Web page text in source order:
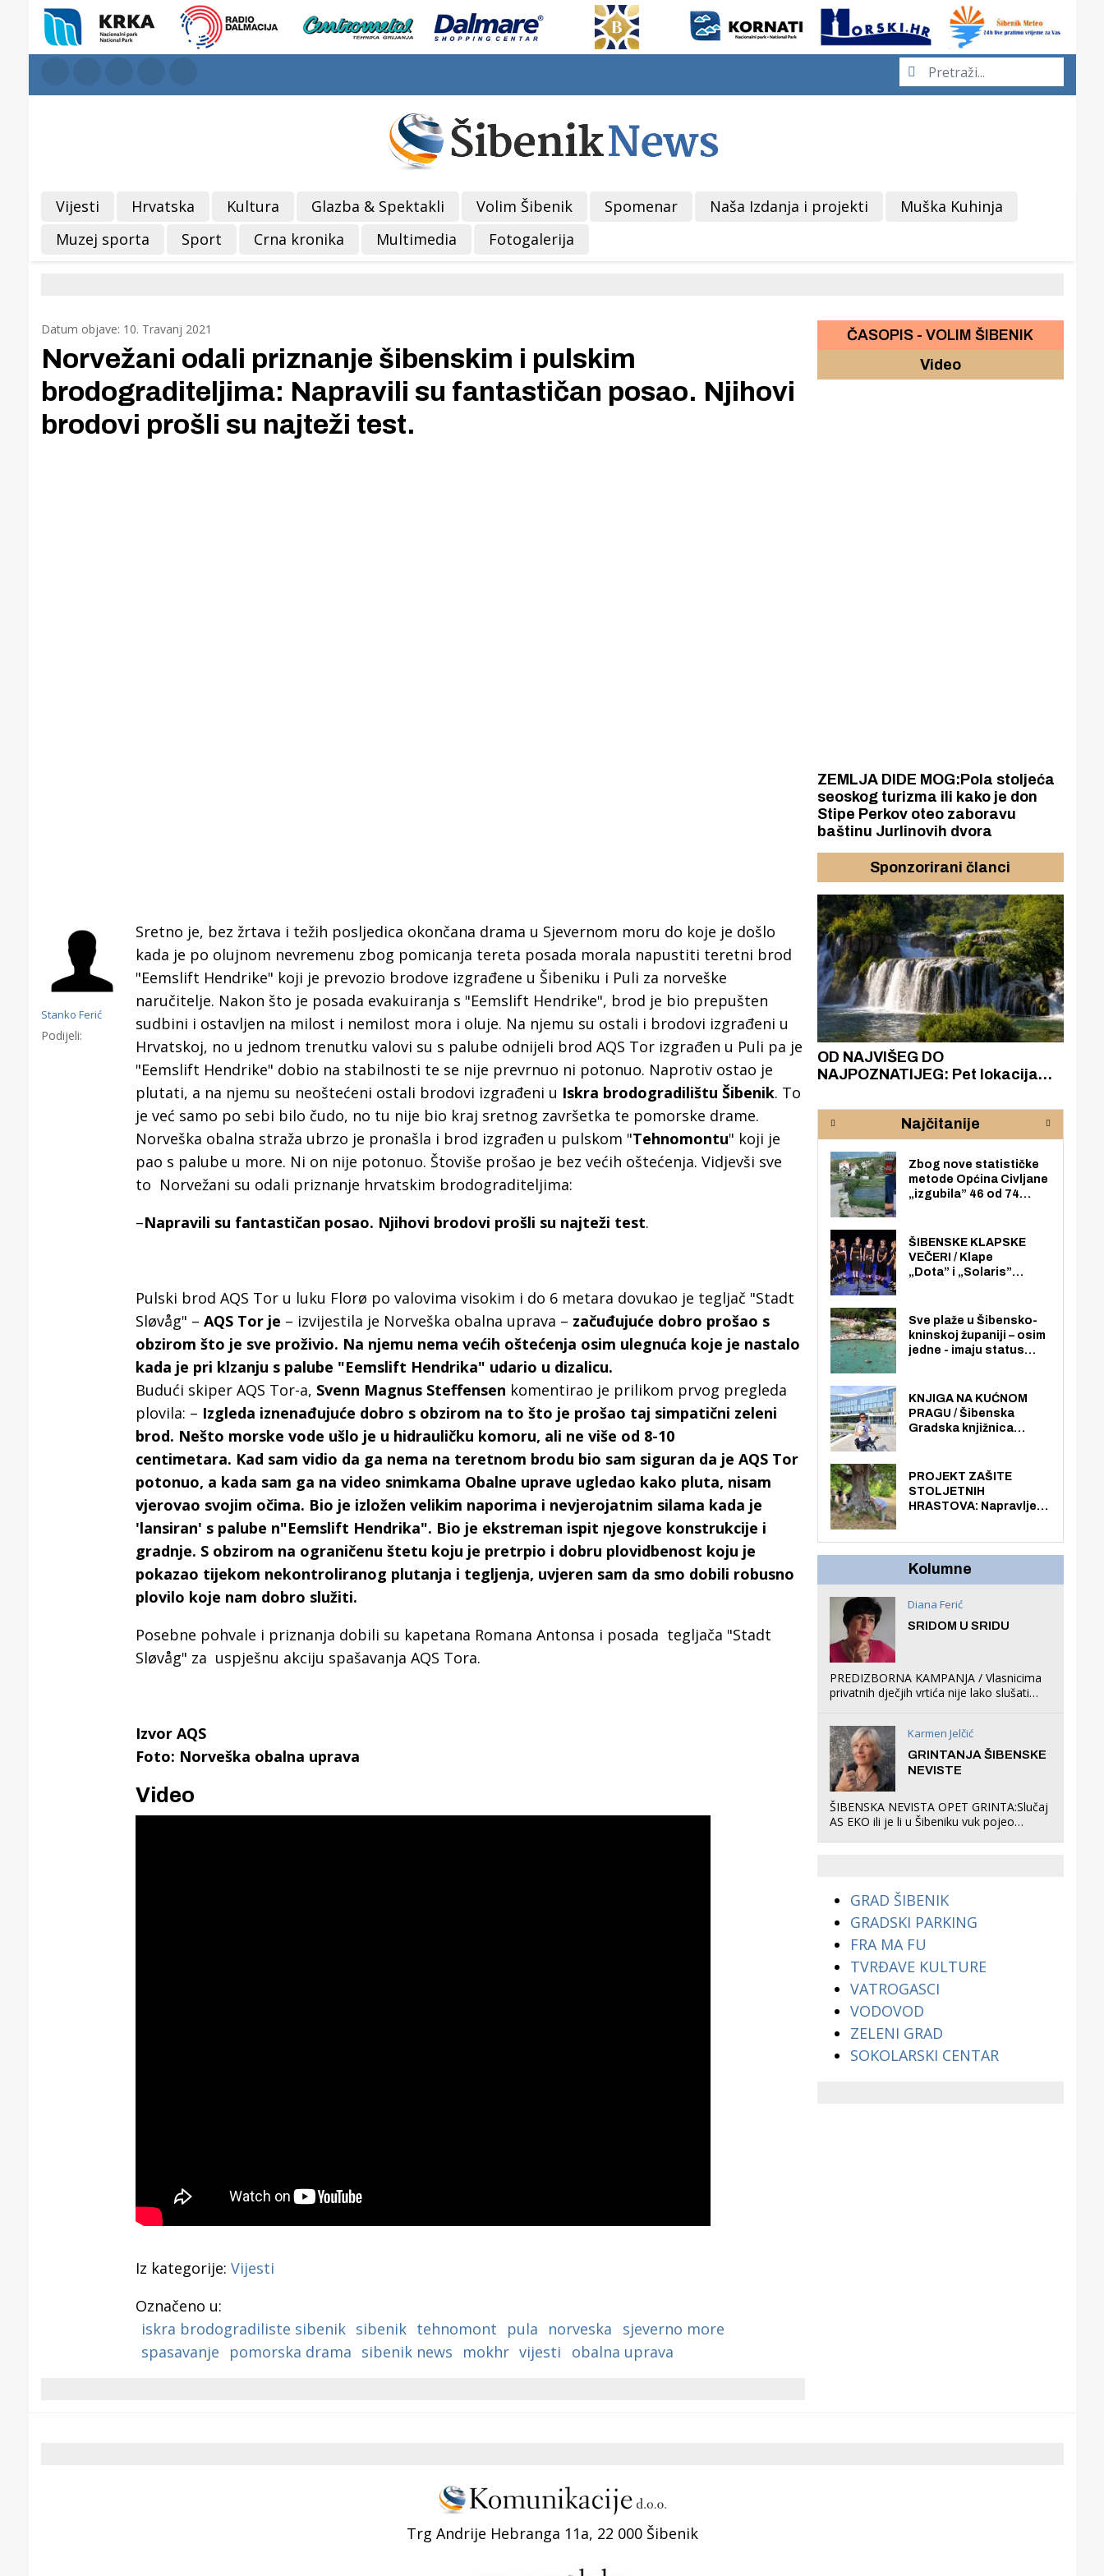
Vijesti Hrvatska Kultura Glazba & Spektakli Volim Šibenik Spomenar Naša Izdanja i projekti
Muška Kuhinja
Muzej sporta
Sport Crna kronika Multimedia Fotogalerija
Datum objave: 10. Travanj 2021
Norvežani odali priznanje šibenskim i pulskim
brodograditeljima: Napravili su fantastičan posao. Njihovi
brodovi prošli su najteži test.
Stanko Ferić
Podijeli:
Sretno je, bez žrtava i težih posljedica okončana drama u Sjevernom moru do koje je došlo
kada je po olujnom nevremenu zbog pomicanja tereta posada morala napustiti teretni brod
"Eemslift Hendrike" koji je prevozio brodove izgrađene u Šibeniku i Puli za norveške
naručitelje. Nakon što je posada evakuiranja s "Eemslift Hendrike", brod je bio prepušten
sudbini i ostavljen na milost i nemilost mora i oluje. Na njemu su ostali i brodovi izgrađeni u
Hrvatskoj, no u jednom trenutku valovi su s palube odnijeli brod AQS Tor izgrađen u Puli pa je
"Eemslift Hendrike" dobio na stabilnosti te se nije prevrnuo ni potonuo. Naprotiv ostao je
plutati, a na njemu su neoštećeni ostali brodovi izgrađeni u Iskra brodogradilištu Šibenik. To
je već samo po sebi bilo čudo, no tu nije bio kraj sretnog završetka te pomorske drame.
Norveška obalna straža ubrzo je pronašla i brod izgrađen u pulskom "Tehnomontu" koji je
pao s palube u more. Ni on nije potonuo. Štoviše prošao je bez većih oštećenja. Vidjevši sve
to Norvežani su odali priznanje hrvatskim brodograditeljima:
–Napravili su fantastičan posao. Njihovi brodovi prošli su najteži test.
Pulski brod AQS Tor u luku Florø po valovima visokim i do 6 metara dovukao je tegljač "Stadt
Sløvåg" – AQS Tor je – izvijestila je Norveška obalna uprava – začuđujuće dobro prošao s
obzirom što je sve proživio. Na njemu nema većih oštećenja osim ulegnuća koje je nastalo
kada je pri klzanju s palube "Eemslift Hendrika" udario u dizalicu.
Budući skiper AQS Tor-a, Svenn Magnus Steffensen komentirao je prilikom prvog pregleda
plovila: – Izgleda iznenađujuće dobro s obzirom na to što je prošao taj simpatični zeleni
brod. Nešto morske vode ušlo je u hidrauličku komoru, ali ne više od 8-10
centimetara. Kad sam vidio da ga nema na teretnom brodu bio sam siguran da je AQS Tor
potonuo, a kada sam ga na video snimkama Obalne uprave ugledao kako pluta, nisam
vjerovao svojim očima. Bio je izložen velikim naporima i nevjerojatnim silama kada je
'lansiran' s palube n"Eemslift Hendrika". Bio je ekstreman ispit njegove konstrukcije i
gradnje. S obzirom na ograničenu štetu koju je pretrpio i dobru plovidbenost koju je
pokazao tijekom nekontroliranog plutanja i tegljenja, uvjeren sam da smo dobili robusno
plovilo koje nam dobro služiti.
Posebne pohvale i priznanja dobili su kapetana Romana Antonsa i posada tegljača "Stadt
Sløvåg" za uspješnu akciju spašavanja AQS Tora.
Izvor AQS
Foto: Norveška obalna uprava
Video
Iz kategorije: Vijesti
Označeno u:
iskra brodogradiliste sibenik sibenik tehnomont pula norveska
sjeverno more
spasavanje
pomorska drama sibenik news mokhr vijesti obalna uprava
ČASOPIS - VOLIM ŠIBENIK
Video
ZEMLJA DIDE MOG:Pola stoljeća
seoskog turizma ili kako je don
Stipe Perkov oteo zaboravu
baštinu Jurlinovih dvora
Sponzorirani članci
Gornji tok Krke iz prve ruke -
Otkrijte hostel Titius u
edukativnom kampusu NP Krka u
Puljanima
Šibenik spreman za dolazak
električnih autobusa: izgrađeno
12 punionica na kolodvoru
OD NAJVIŠEG DO
NAJPOZNATIJEG: Pet lokacija
rijeke Krke
Najčitanije
Zbog nove statističke
metode Općina Civljane
„izgubila” 46 od 74
nego radno sposobnih
osoba među svojih 170
stanovnika.
ŠIBENSKE KLAPSKE
VEČERI / Klape
„Dota” i „Solaris”
loži
Sve plaže u Šibensko-
kninskoj županiji – osim
jedne - imaju status
općoj upotrebi. Pristup
je slobodan i besplatan
za sve građane i
KNJIGA NA KUĆNOM
PRAGU / Šibenska
Gradska knjižnica
knjiga na kućnu adresu
električnim biciklom.
PROJEKT ZAŠITE
STOLJETNIH
HRASTOVA: Napravljen
Kolumne
Diana Ferić
SRIDOM U SRIDU
PREDIZBORNA KAMPANJA / Vlasnicima
privatnih dječjih vrtića nije lako slušati
što oni rade u Šibeniku ne postoji
Karmen Jelčić
GRINTANJA ŠIBENSKE
NEVISTE
ŠIBENSKA NEVISTA OPET GRINTA:Slučaj
AS EKO ili je li u Šibeniku vuk pojeo
GRAD ŠIBENIK
GRADSKI PARKING
FRA MA FU
TVRĐAVE KULTURE
VATROGASCI
VODOVOD
ZELENI GRAD
SOKOLARSKI CENTAR
Trg Andrije Hebranga 11a, 22 000 Šibenik